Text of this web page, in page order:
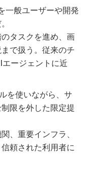
般ユーザーや開発
タスクを進め、画
で扱う。従来のチ
ージェントに近
を使いながら、サ
限を外した限定提
、重要インフラ、
頼された利用者に